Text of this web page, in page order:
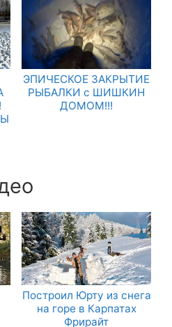
ЭПИЧЕСКОЕ ЗАКРЫТИЕ
РЫБАЛКИ с ШИШКИН
ДОМОМ!!!
Построил Юрту из снега
на горе в Карпатах
Фрирайт